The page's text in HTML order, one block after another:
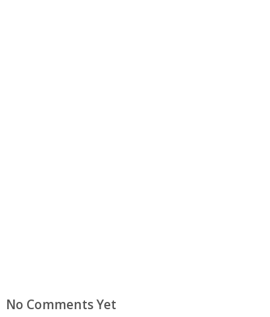
No Comments Yet